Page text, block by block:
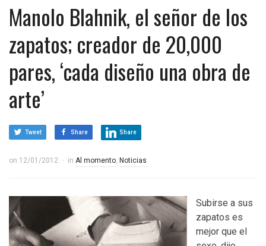
Manolo Blahnik, el señor de los
zapatos; creador de 20,000
pares, ‘cada diseño una obra de
arte’
Tweet Share Share
on 12/01/2012 in Al momento, Noticias
Subirse a sus
zapatos es
mejor que el